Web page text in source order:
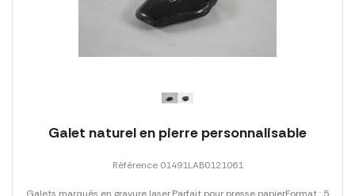
Galet naturel en pierre personnalisable
Référence 01491LAB0121061